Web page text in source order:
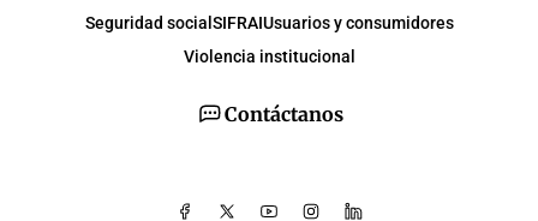
Contáctanos
Seguridad social SIFRAIUsuarios y consumidores
Violencia institucional